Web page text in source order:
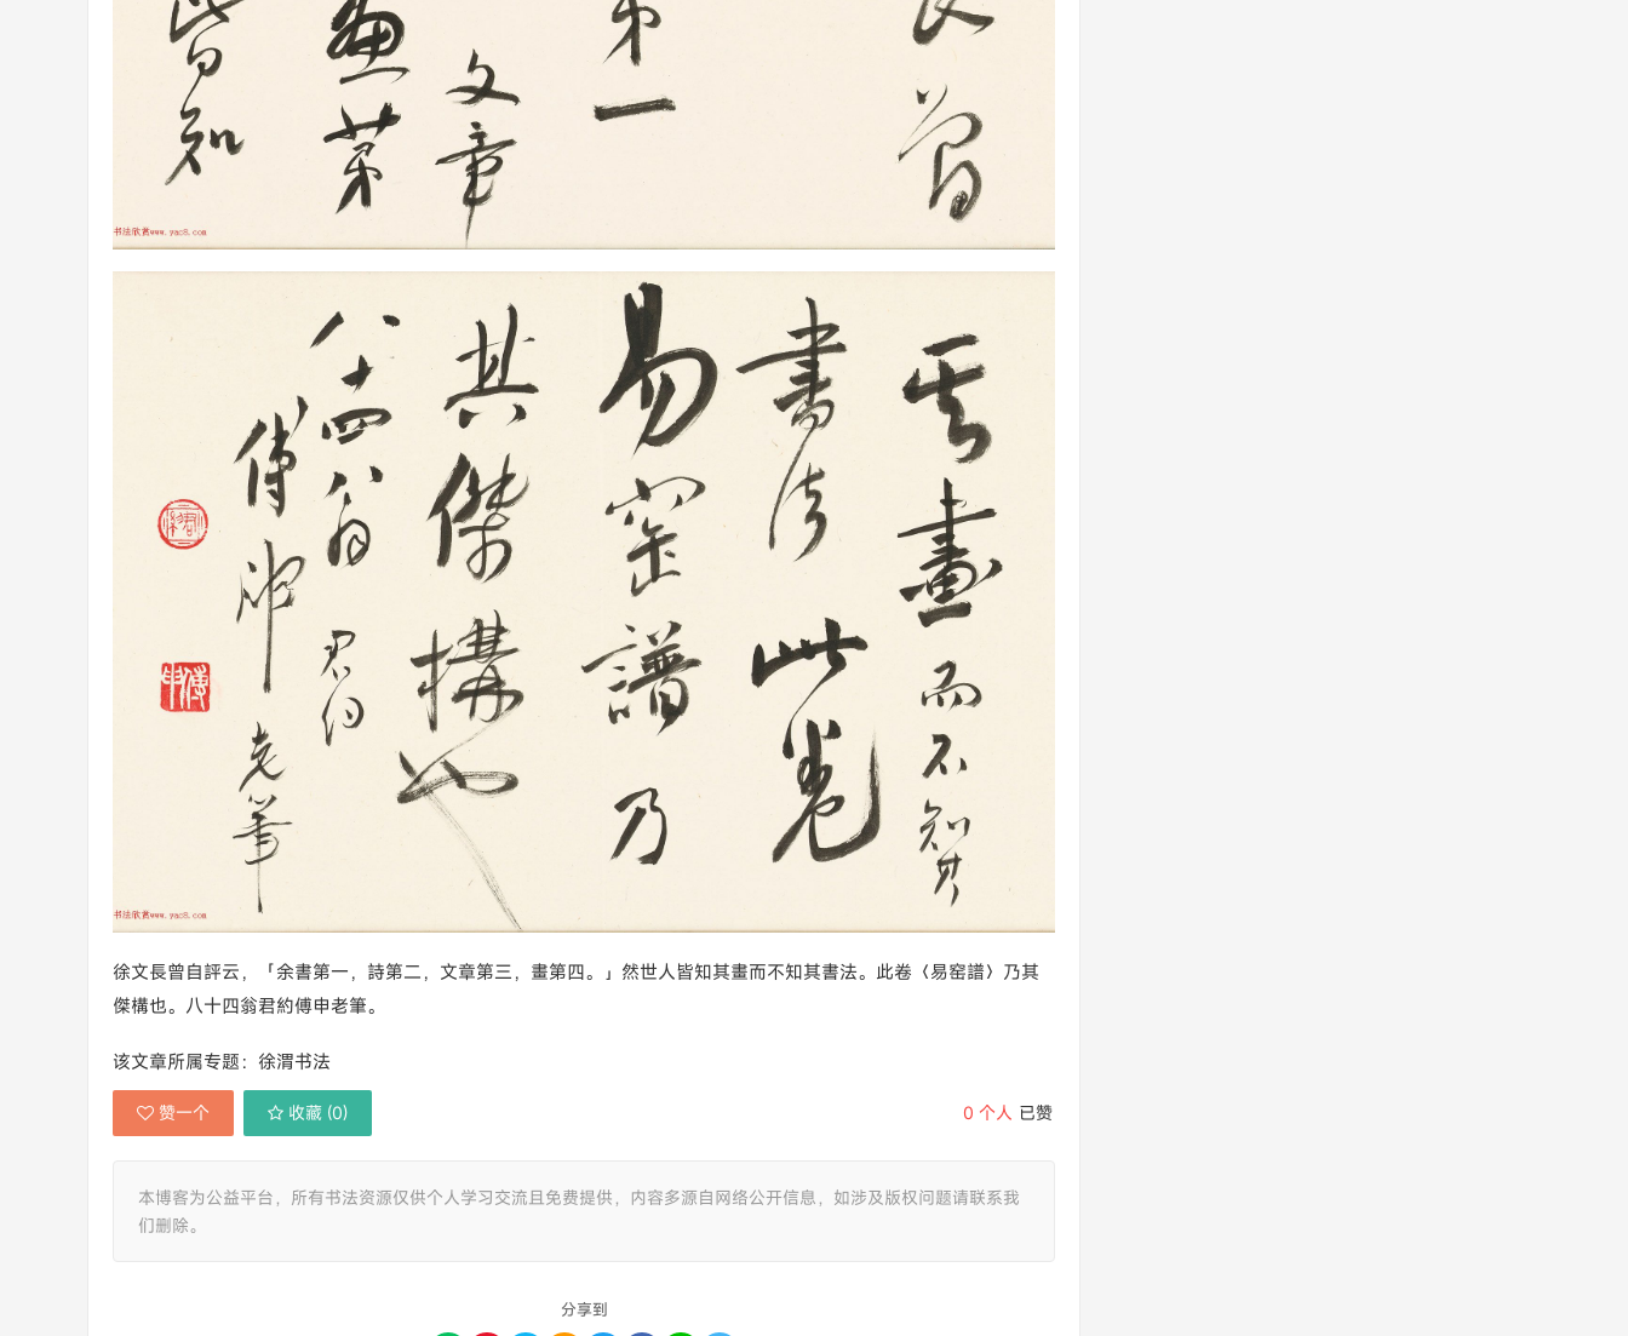
徐文長曾自評云，「余書第一，詩第二，文章第三，畫第四。」然世人皆知其畫而不知其書法。此卷〈易窑譜〉乃其
傑構也。八十四翁君約傅申老筆。
该文章所属专题：徐渭书法
0 个人 已赞
赞一个 收藏 (0)
本博客为公益平台，所有书法资源仅供个人学习交流且免费提供，内容多源自网络公开信息，如涉及版权问题请联系我
们删除。
分享到